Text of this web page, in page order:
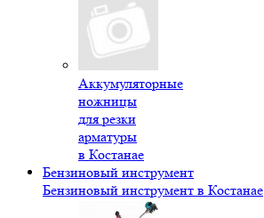
Аккумуляторные
ножницы
для резки
арматуры
в Костанае
Бензиновый инструмент
Бензиновый инструмент в Костанае